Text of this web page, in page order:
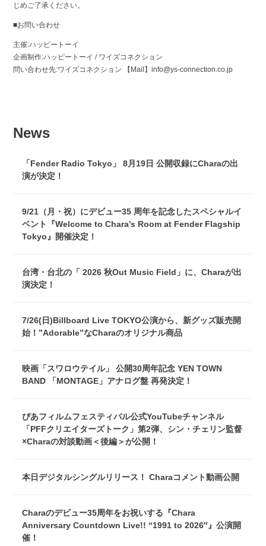
じめご了承ください。
■お問い合わせ
主催:ハッピートーイ
企画制作:ハッピートーイ / ワイズコネクション
問い合わせ先:ワイズコネクション 【Mail】info@ys-connection.co.jp
News
「Fender Radio Tokyo」 8月19日 公開収録にCharaの出
演が決定！
9/21（月・祝）にデビュー35 周年を記念したスペシャルイ
ベント『Welcome to Chara’s Room at Fender Flagship
Tokyo』開催決定！
台湾・台北の「 2026 秋Out Music Field」に、Charaが出
演決定！
7/26(日)Billboard Live TOKYO公演から、新グッズ販売開
始！”Adorable”なCharaのオリジナル商品
映画「スワロウテイル」 公開30周年記念 YEN TOWN
BAND 「MONTAGE」アナログ盤 再発決定！
ぴあフィルムフェスティバル公式YouTubeチャンネル
「PFFクリエイターズトーク」第2弾、シン・チェリン監督
×Charaの対談動画＜後編＞が公開！
本日デジタルシングルリリース！ Charaコメント動画公開
Charaのデビュー35周年をお祝いする『Chara
Anniversary Countdown Live!! “1991 to 2026″』公演開
催！